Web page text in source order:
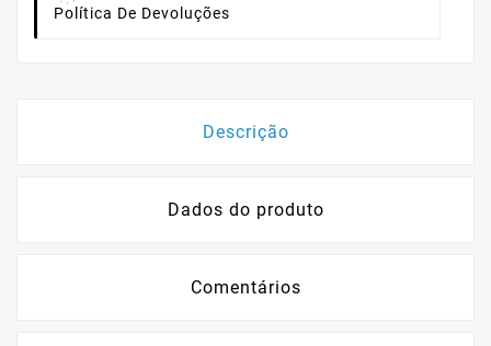
Política De Devoluções
Descrição
Dados do produto
Comentários